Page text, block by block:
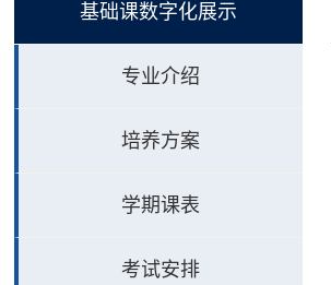
基础课数字化展示
专业介绍
培养方案
学期课表
考试安排